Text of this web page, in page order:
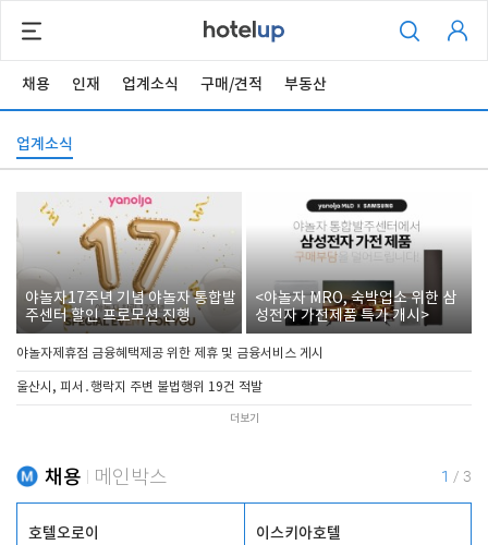
채용 인재 업계소식 구매/견적 부동산
업계소식
야놀자17주년 기념 야놀자 통합발
주센터 할인 프로모션 진행
<야놀자 MRO, 숙박업소 위한 삼
성전자 가전제품 특가 개시>
야놀자제휴점 금융혜택제공 위한 제휴 및 금융서비스 게시
울산시, 피서․행락지 주변 불법행위 19건 적발
더보기
채용 메인박스 1 / 3
호텔오로이 이스키아호텔